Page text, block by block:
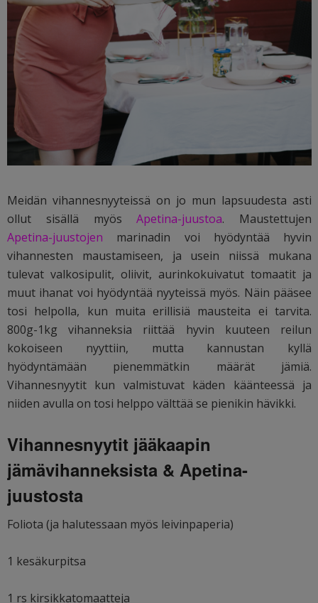
Meidän vihannesnyyteissä on jo mun lapsuudesta asti
ollut sisällä myösApetina-juustoa. Maustettujen
Apetina-juustojen marinadin voi hyödyntää hyvin
vihannesten maustamiseen, ja usein niissä mukana
tulevat valkosipulit, oliivit, aurinkokuivatut tomaatit ja
muut ihanat voi hyödyntää nyyteissä myös. Näin pääsee
tosi helpolla, kun muita erillisiä mausteita ei tarvita.
800g-1kg vihanneksia riittää hyvin kuuteen reilun
kokoiseen nyyttiin, mutta kannustan kyllä
hyödyntämään pienemmätkin määrät jämiä.
Vihannesnyytit kun valmistuvat käden käänteessä ja
niiden avulla on tosi helppo välttää se pienikin hävikki.
Vihannesnyytit jääkaapin
jämävihanneksista & Apetina-
juustosta
Foliota (ja halutessaan myös leivinpaperia)
1 kesäkurpitsa
1 rs kirsikkatomaatteja